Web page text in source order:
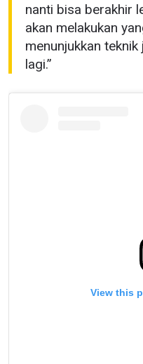
nanti bisa berakhir
akan melakukan
menunjukkan
lagi.”
View this